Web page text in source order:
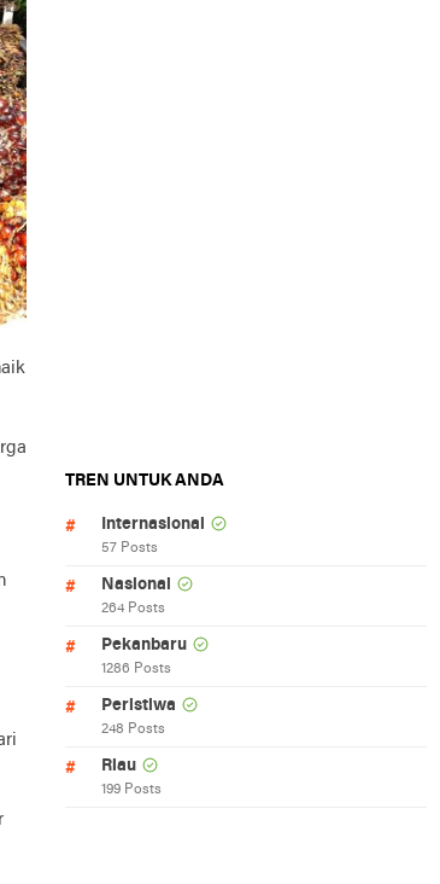
TREN UNTUK ANDA
Internasional
57 Posts
Nasional
264 Posts
Pekanbaru
1286 Posts
Peristiwa
248 Posts
Riau
199 Posts